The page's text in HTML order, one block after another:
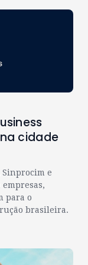
cidade
e
para o
brasileira.